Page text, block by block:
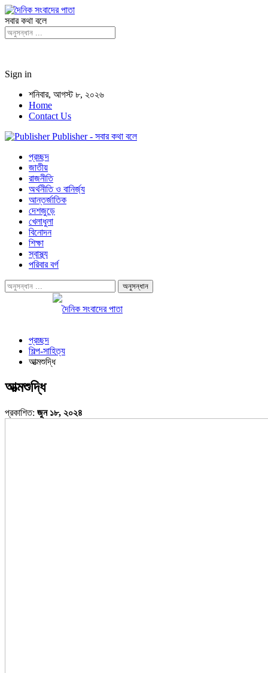
সবার কথা বলে
Sign in
শনিবার, আগস্ট ৮, ২০২৬
Home
Contact Us
Publisher - সবার কথা বলে
প্রচ্ছদ
জাতীয়
রাজনীতি
অর্থনীতি ও বানির্জ্য
আন্তর্জাতিক
দেশজুড়ে
খেলাধুলা
বিনোদন
শিক্ষা
স্বাস্থ্য
পরিবার বর্গ
প্রচ্ছদ
শিল্প-সাহিত্য
আত্মশুদ্ধি
আত্মশুদ্ধি
প্রকাশিত: জুন ১৮, ২০২৪